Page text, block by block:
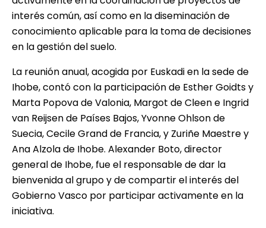
interés común, así como en la diseminación de
conocimiento aplicable para la toma de decisiones
en la gestión del suelo.
La reunión anual, acogida por Euskadi en la sede de
Ihobe, contó con la participación de Esther Goidts y
Marta Popova de Valonia, Margot de Cleen e Ingrid
van Reijsen de Países Bajos, Yvonne Ohlson de
Suecia, Cecile Grand de Francia, y Zuriñe Maestre y
Ana Alzola de Ihobe. Alexander Boto, director
general de Ihobe, fue el responsable de dar la
bienvenida al grupo y de compartir el interés del
Gobierno Vasco por participar activamente en la
iniciativa.